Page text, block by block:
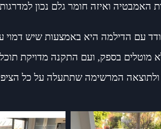
ואיזה חומר גלם נכון למדרגות
עם הדילמה היא באמצעות שיש
מוטלים בספק, ועם התקנה מדויקת
המרשימה שתתעלה על כל